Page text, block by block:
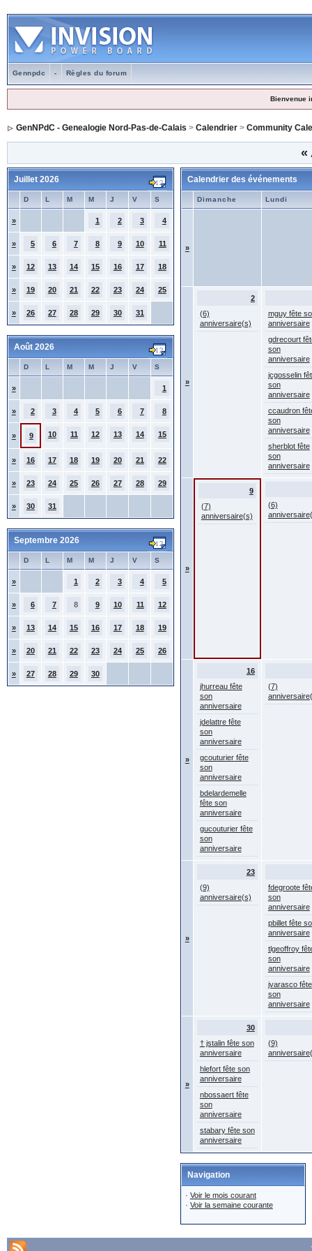
Gennpdc - Règles du forum
Bienvenue
GenNPdC - Genealogie Nord-Pas-de-Calais > Calendrier> Community
«
Juillet 2026
D L M M J V S
» 1 2 3 4
» 5 6 7 8 9 10 11
» 12 13 14 15 16 17 18
» 19 20 21 22 23 24 25
» 26 27 28 29 30 31
Août 2026
D L M M J V S
» 1
» 2 3 4 5 6 7 8
» 9 10 11 12 13 14 15
» 16 17 18 19 20 21 22
» 23 24 25 26 27 28 29
» 30 31
Septembre 2026
D L M M J V S
» 1 2 3 4 5
» 6 7 8 9 10 11 12
» 13 14 15 16 17 18 19
» 20 21 22 23 24 25 26
» 27 28 29 30
Calendrier des événements
Dimanche Lundi
»
»
2
(6)
anniversaire(s)
mguy fête
anniversaire
gdrecourt
son
anniversaire
jcgosselin
son
anniversaire
ccaudron
son
anniversaire
sherblot fête
son
anniversaire
»
9
(7)
anniversaire(s)
(6)
»
16
jhurreau fête
son
anniversaire
jdelattre fête
son
anniversaire
gcouturier fête
son
anniversaire
bdelardemelle
fête son
anniversaire
gucouturier fête
son
anniversaire
(7)
»
23
(9)
anniversaire(s)
fdegroote
son
anniversaire
pbillet fête
anniversaire
tlgeoffroy
son
anniversaire
jvarasco fête
son
anniversaire
»
30
† jstalin fête son
anniversaire
hlefort fête son
anniversaire
nbossaert fête
son
anniversaire
stabary fête son
anniversaire
(9)
Navigation
· Voir le mois courant
· Voir la semaine courante